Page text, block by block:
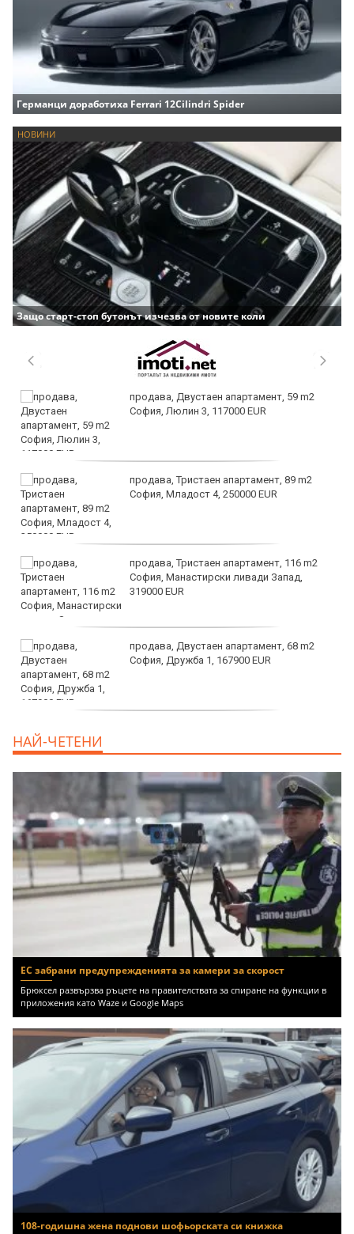
Германци доработиха Ferrari 12Cilindri Spider
НОВИНИ
Защо старт-стоп бутонът изчезва от новите коли
продава, Двустаен апартамент, 59 m2
София, Люлин 3, 117000 EUR
продава, Тристаен апартамент, 89 m2
София, Младост 4, 250000 EUR
продава, Тристаен апартамент, 116 m2
София, Манастирски ливади Запад,
319000 EUR
продава, Двустаен апартамент, 68 m2
София, Дружба 1, 167900 EUR
НАЙ-ЧЕТЕНИ
ЕС забрани предупрежденията за камери за скорост
Брюксел развързва ръцете на правителствата за спиране на функции в
приложения като Waze и Google Maps
108-годишна жена поднови шофьорската си книжка